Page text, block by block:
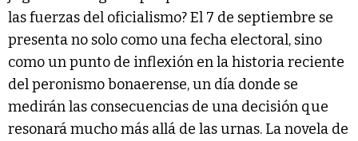
las fuerzas del oficialismo? El 7 de septiembre se
presenta no solo como una fecha electoral, sino
como un punto de inflexión en la historia reciente
del peronismo bonaerense, un día donde se
medirán las consecuencias de una decisión que
resonará mucho más allá de las urnas. La novela de